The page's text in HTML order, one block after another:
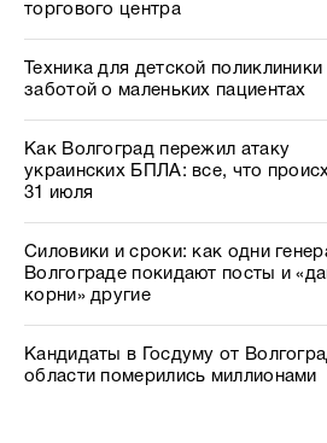
торгового центра
Техника для детской поликлиники
заботой о маленьких пациентах
Как Волгоград пережил атаку
украинских БПЛА: все, что
31 июля
Силовики и сроки: как одни
Волгограде покидают посты и
корни» другие
Кандидаты в Госдуму от
области померились миллионами